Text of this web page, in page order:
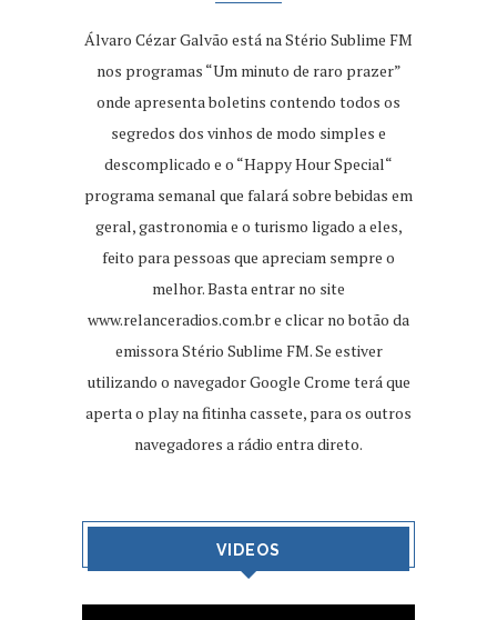
Álvaro Cézar Galvão está na Stério Sublime FM
nos programas “Um minuto de raro prazer”
onde apresenta boletins contendo todos os
segredos dos vinhos de modo simples e
descomplicado e o “Happy Hour Special“
programa semanal que falará sobre bebidas em
geral, gastronomia e o turismo ligado a eles,
feito para pessoas que apreciam sempre o
melhor. Basta entrar no site
www.relanceradios.com.bre clicar no botão da
emissora Stério Sublime FM. Se estiver
utilizando o navegador Google Crome terá que
aperta o play na fitinha cassete, para os outros
navegadores a rádio entra direto.
VIDEOS